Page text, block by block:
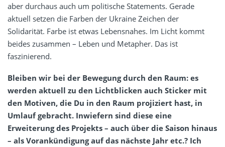
aber durchaus auch um politische Statements. Gerade
aktuell setzen die Farben der Ukraine Zeichen der
Solidarität. Farbe ist etwas Lebensnahes. Im Licht kommt
beides zusammen – Leben und Metapher. Das ist
faszinierend.
Bleiben wir bei der Bewegung durch den Raum: es
werden aktuell zu den Lichtblicken auch Sticker mit
den Motiven, die Du in den Raum projiziert hast, in
Umlauf gebracht. Inwiefern sind diese eine
Erweiterung des Projekts – auch über die Saison hinaus
– als Vorankündigung auf das nächste Jahr etc.? Ich